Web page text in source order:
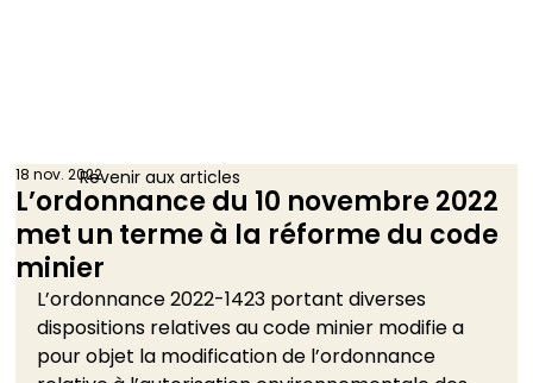
L’ordonnance du 10 novembre 2022
met un terme à la réforme du code
minier
18 nov. 2022
L’ordonnance 2022-1423 portant diverses
dispositions relatives au code minier modifie a
pour objet la modification de l’ordonnance
Revenir aux articles